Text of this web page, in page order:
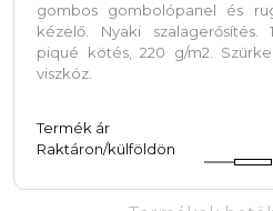
gombos gombolópanel és
kézelő. Nyaki szalagerősítés.
piqué kötés, 220 g/m2.
viszkóz.
Termék ár
Raktáron/külföldön